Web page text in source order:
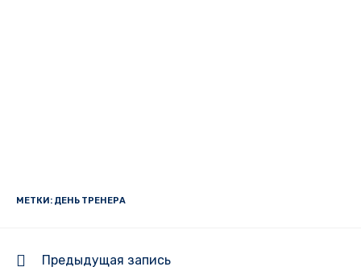
МЕТКИ: ДЕНЬ ТРЕНЕРА
Еще
Предыдущая запись